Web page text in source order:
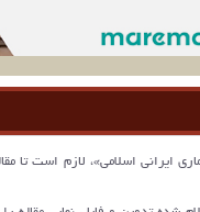
ایرانی اسلامی»، لازم است تا